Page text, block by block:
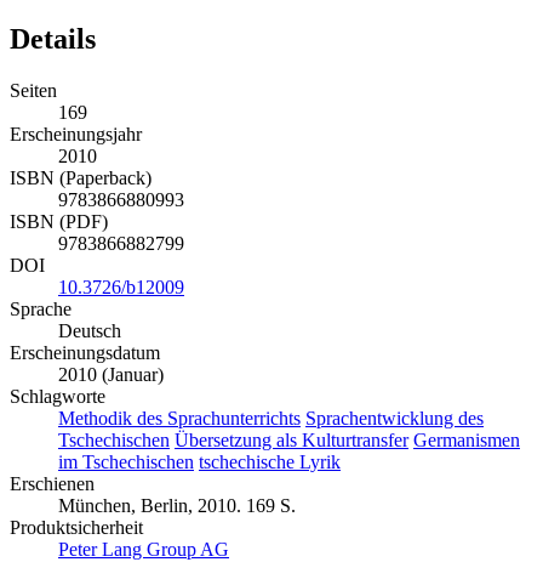
Details
Seiten
169
Erscheinungsjahr
2010
ISBN (Paperback)
9783866880993
ISBN (PDF)
9783866882799
DOI
10.3726/b12009
Sprache
Deutsch
Erscheinungsdatum
2010 (Januar)
Schlagworte
Methodik des Sprachunterrichts Sprachentwicklung des
Tschechischen Übersetzung als Kulturtransfer Germanismen
im Tschechischen tschechische Lyrik
Erschienen
München, Berlin, 2010. 169 S.
Produktsicherheit
Peter Lang Group AG